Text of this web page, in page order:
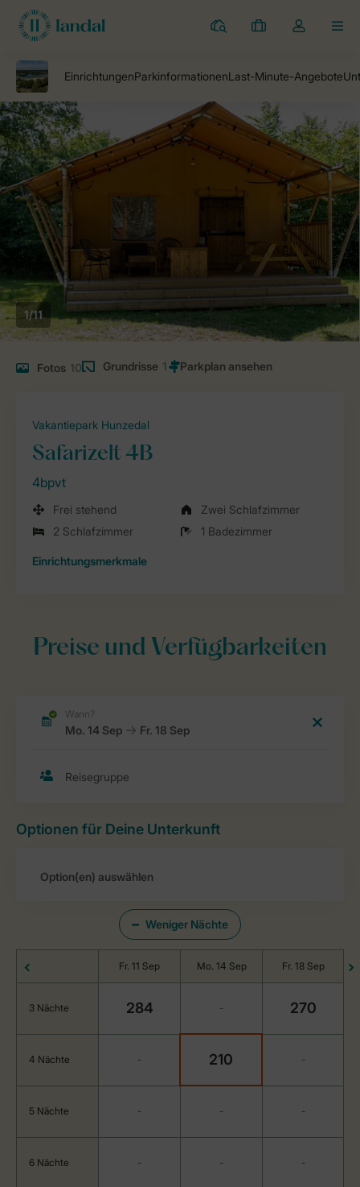
Campingplätze
Meine
Dropdown-
Kontos
1/11
Fotos 10 Grundrisse 1
Vakantiepark Hunzedal
Safarizelt 4B
4bpvt
Frei stehend
Zwei Schlafzimmer
2 Schlafzimmer
1 Badezimmer
Einrichtungsmerkmale
Preise und Verfügbarkeiten
Optionen für Deine Unterkunft
Weniger Nächte
Fr. 11 Sep Mo. 14 Sep Fr. 18 Sep
3 Nächte 284 - 270
4 Nächte - 210 -
5 Nächte - - -
6 Nächte - - -